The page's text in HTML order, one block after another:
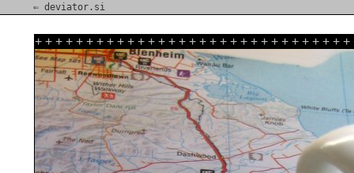
⇐ deviator.si
+ + + + + + + + + + + + + + + + + + + + + + + + + + + + + + +